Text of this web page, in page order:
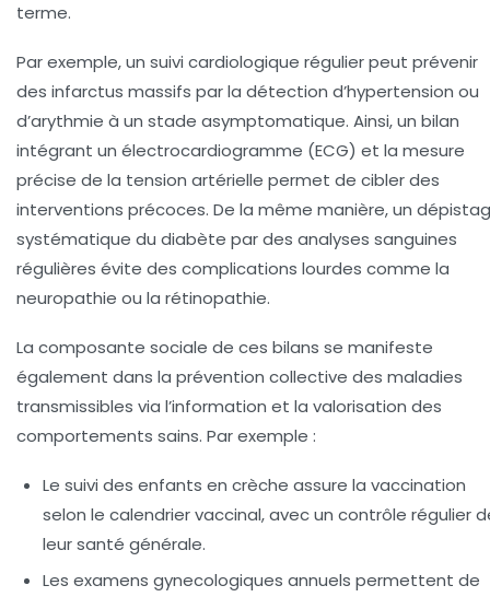
terme.
Par exemple, un suivi cardiologique régulier peut prévenir
des infarctus massifs par la détection d’hypertension ou
d’arythmie à un stade asymptomatique. Ainsi, un bilan
intégrant un électrocardiogramme (ECG) et la mesure
précise de la tension artérielle permet de cibler des
interventions précoces. De la même manière, un
systématique du diabète par des analyses sanguines
régulières évite des complications lourdes comme la
neuropathie ou la rétinopathie.
La composante sociale de ces bilans se manifeste
également dans la prévention collective des maladies
transmissibles via l’information et la valorisation des
comportements sains. Par exemple :
Le suivi des enfants en crèche assure la vaccination
selon le calendrier vaccinal, avec un contrôle régulier
leur santé générale.
Les examens gynecologiques annuels permettent de